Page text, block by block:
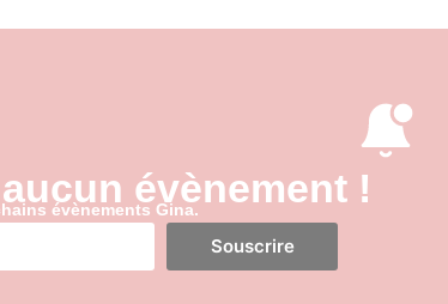
évènement !
évènements Gina.
Souscrire